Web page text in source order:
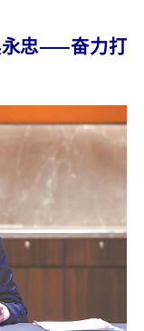
永忠——奋力打